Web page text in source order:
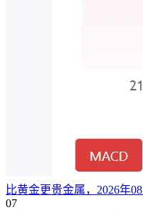
比黄金更贵金属，2026年
07